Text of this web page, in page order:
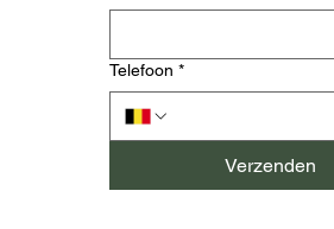
Telefoon *
Verzenden